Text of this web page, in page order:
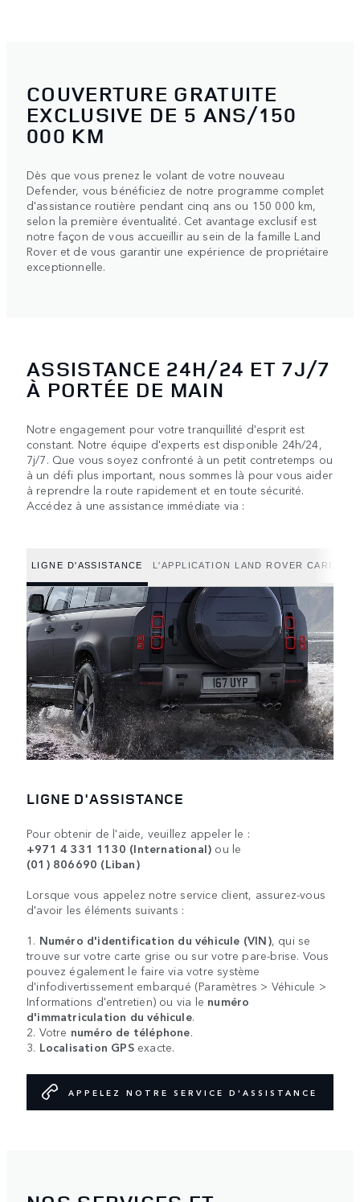
COUVERTURE GRATUITE
EXCLUSIVE DE 5 ANS/150
000 KM
Dès que vous prenez le volant de votre nouveau
Defender, vous bénéficiez de notre programme complet
d'assistance routière pendant cinq ans ou 150 000 km,
selon la première éventualité. Cet avantage exclusif est
notre façon de vous accueillir au sein de la famille Land
Rover et de vous garantir une expérience de propriétaire
exceptionnelle.
ASSISTANCE 24H/24 ET 7J/7
À PORTÉE DE MAIN
Notre engagement pour votre tranquillité d'esprit est
constant. Notre équipe d'experts est disponible 24h/24,
7j/7. Que vous soyez confronté à un petit contretemps ou
à un défi plus important, nous sommes là pour vous aider
à reprendre la route rapidement et en toute sécurité.
Accédez à une assistance immédiate via :
LIGNE D'ASSISTANCE L'APPLICATION LAND ROVER CARE
LIGNE D'ASSISTANCE
Pour obtenir de l'aide, veuillez appeler le :
+971 4 331 1130 (International) ou le
(01) 806690 (Liban)
Lorsque vous appelez notre service client, assurez-vous
d'avoir les éléments suivants :
1. Numéro d'identification du véhicule (VIN), qui se
trouve sur votre carte grise ou sur votre pare-brise. Vous
pouvez également le faire via votre système
d'infodivertissement embarqué (Paramètres > Véhicule >
Informations d'entretien) ou via le numéro
d'immatriculation du véhicule.
2. Votre numéro de téléphone.
3. Localisation GPSexacte.
APPELEZ NOTRE SERVICE D'ASSISTANCE